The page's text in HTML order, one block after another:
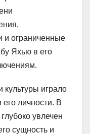
и ограниченные
Яхью в его
культуры играло
личности. В
увлечен
сущность и